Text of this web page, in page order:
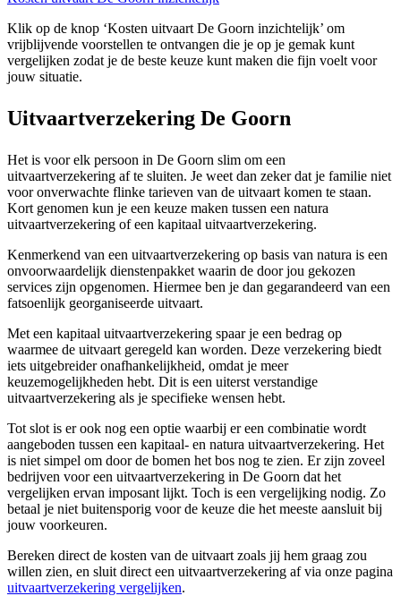
Klik op de knop ‘Kosten uitvaart De Goorn inzichtelijk’ om
vrijblijvende voorstellen te ontvangen die je op je gemak kunt
vergelijken zodat je de beste keuze kunt maken die fijn voelt voor
jouw situatie.
Uitvaartverzekering De Goorn
Het is voor elk persoon in De Goorn slim om een
uitvaartverzekering af te sluiten. Je weet dan zeker dat je familie niet
voor onverwachte flinke tarieven van de uitvaart komen te staan.
Kort genomen kun je een keuze maken tussen een natura
uitvaartverzekering of een kapitaal uitvaartverzekering.
Kenmerkend van een uitvaartverzekering op basis van natura is een
onvoorwaardelijk dienstenpakket waarin de door jou gekozen
services zijn opgenomen. Hiermee ben je dan gegarandeerd van een
fatsoenlijk georganiseerde uitvaart.
Met een kapitaal uitvaartverzekering spaar je een bedrag op
waarmee de uitvaart geregeld kan worden. Deze verzekering biedt
iets uitgebreider onafhankelijkheid, omdat je meer
keuzemogelijkheden hebt. Dit is een uiterst verstandige
uitvaartverzekering als je specifieke wensen hebt.
Tot slot is er ook nog een optie waarbij er een combinatie wordt
aangeboden tussen een kapitaal- en natura uitvaartverzekering. Het
is niet simpel om door de bomen het bos nog te zien. Er zijn zoveel
bedrijven voor een uitvaartverzekering in De Goorn dat het
vergelijken ervan imposant lijkt. Toch is een vergelijking nodig. Zo
betaal je niet buitensporig voor de keuze die het meeste aansluit bij
jouw voorkeuren.
Bereken direct de kosten van de uitvaart zoals jij hem graag zou
willen zien, en sluit direct een uitvaartverzekering af via onze pagina
uitvaartverzekering vergelijken.